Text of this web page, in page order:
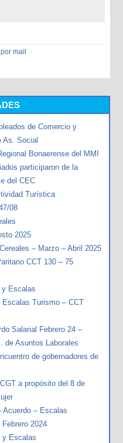
mail
de Comercio y
As. Social
Bonaerense del MMI
participaron de la
del CEC
Turística
08
2025
– Marzo – Abril 2025
CCT 130 – 75
y Escalas
Escalas Turismo – CCT
Salarial Febrero 24 –
de Asuntos Laborales
de gobernadores de
a propósito del 8 de
Acuerdo – Escalas
2024
y Escalas